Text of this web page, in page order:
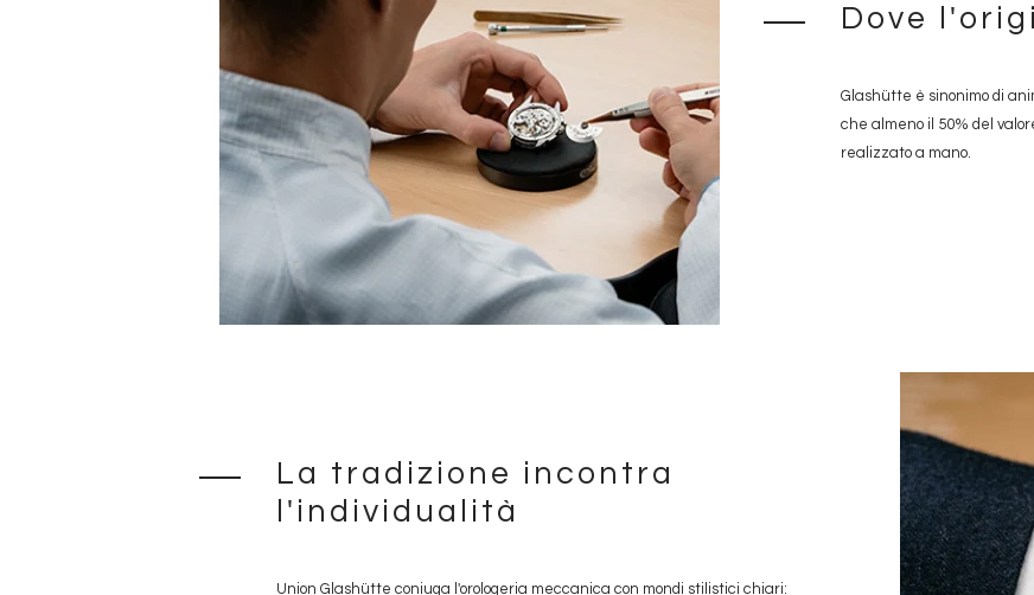
Dove
Glashütte è sinonimo di
che almeno il 50% del
realizzato a mano.
La tradizione incontra
l'individualità
Union Glashütte coniuga l'orologeria meccanica con mondi stilistici chiari: